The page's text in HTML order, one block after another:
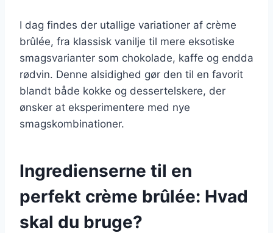
I dag findes der utallige variationer af crème
brûlée, fra klassisk vanilje til mere eksotiske
smagsvarianter som chokolade, kaffe og endda
rødvin. Denne alsidighed gør den til en favorit
blandt både kokke og dessertelskere, der
ønsker at eksperimentere med nye
smagskombinationer.
Ingredienserne til en
perfekt crème brûlée: Hvad
skal du bruge?